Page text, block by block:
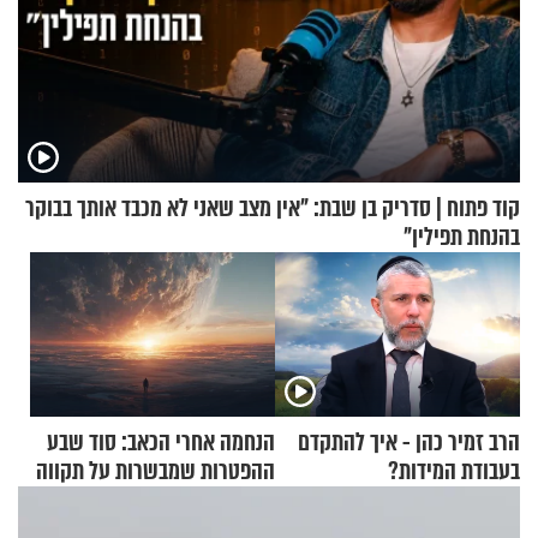
קוד פתוח | סדריק בן שבת: "אין מצב שאני לא מכבד אותך בבוקר
בהנחת תפילין"
הרב זמיר כהן - איך להתקדם
בעבודת המידות?
הנחמה אחרי הכאב: סוד שבע
ההפטרות שמבשרות על תקווה